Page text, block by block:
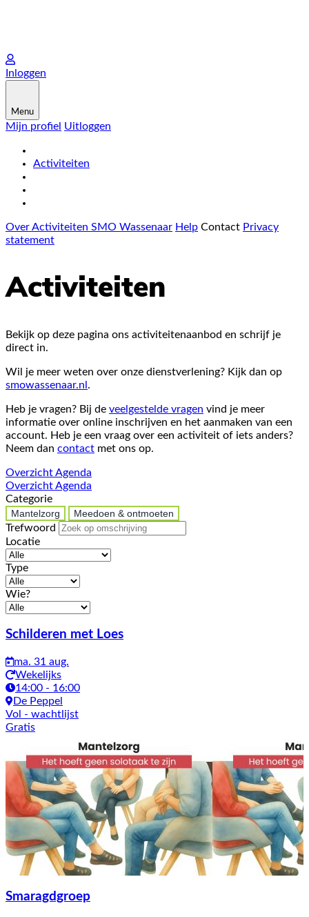
Inloggen
Menu
Mijn profiel Uitloggen
Activiteiten
Over Activiteiten SMO Wassenaar Help Contact Privacy
statement
Activiteiten
Bekijk op deze pagina ons activiteitenaanbod en schrijf je
direct in.
Wil je meer weten over onze dienstverlening? Kijk dan op
smowassenaar.nl .
Heb je vragen? Bij de veelgestelde vragen vind je meer
informatie over online inschrijven en het aanmaken van een
account. Heb je een vraag over een activiteit of iets anders?
Neem dan contact met ons op.
OverzichtAgenda
OverzichtAgenda
Categorie
Mantelzorg
Meedoen & ontmoeten
Trefwoord
Locatie
Type
Wie?
Activiteiten
Schilderen met Loes
ma. 31 aug.
Wekelijks
14:00 - 16:00
De Peppel
Vol - wachtlijst
Gratis
Smaragdgroep